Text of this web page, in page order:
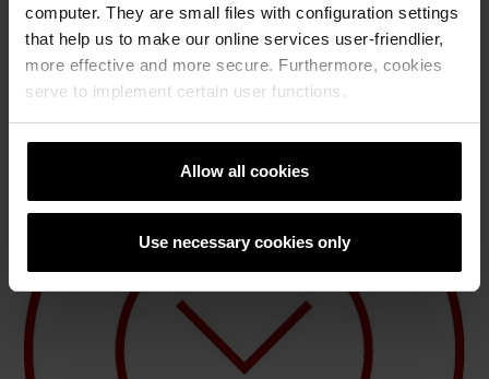
computer. They are small files with configuration settings
that help us to make our online services user-friendlier,
more effective and more secure. Furthermore, cookies
serve to implement certain user functions.
Allow all cookies
Use necessary cookies only
градежен отпад, тулите се меѓу најбезбедните и можат со
минимална преработка да се користи во
инфраструктурните проекти. Блоковите Porotherm се
меѓу најеколошките материјали.